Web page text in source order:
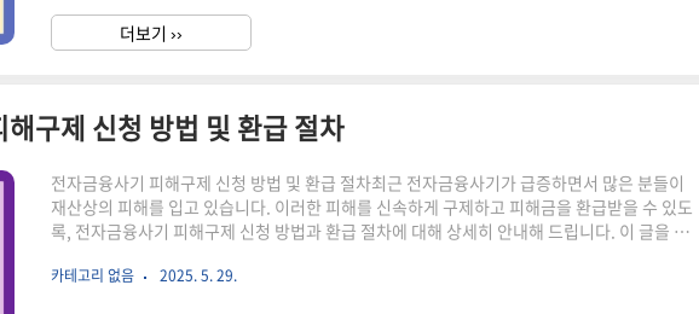
이상 빠져나가지 못하도록 긴급하게 막는 것이죠. 👍지급정지, 누가 요청할 수 있나요?다음과
같은 경우에 지급정지를 요청할 수 있습니다. 피해자 본인 : 사..
더보기 ››
구제 신청 방법 및 환급 절차
전자금융사기 피해구제 신청 방법 및 환급 절차최근 전자금융사기가 급증하면서 많은 분들이
재산상의 피해를 입고 있습니다. 이러한 피해를 신속하게 구제하고 피해금을 환급받을 수 있도
록, 전자금융사기 피해구제 신청 방법과 환급 절차에 대해 상세히 안내해 드립니다. 이 글을 통
융사기 피해구제 신청: 신속한 초기 대응이 중요합니다!피해구제 신청 대상 및 요건전자금융사
카테고리 없음 2025. 5. 29.